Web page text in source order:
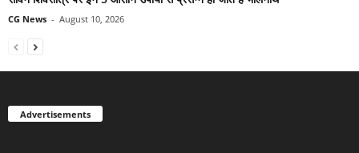
CG News - August 10, 2026
Advertisements